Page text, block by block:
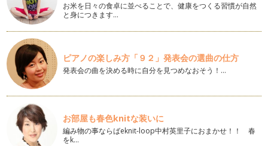
～混ぜると楽しい～スライムづくりと色水遊び
残暑お見舞い申し上げます。まだまだ暑い毎日、みなさんはい
かがお過ごしですか？ 今回は、…
あいさつは相手の名前も
暑中お見舞い申し上げます。私ごとですが、昨年12月から、
つくば市教育委員を務めることになり…
お手伝いは子どもの成長に「いいね！」
ご存じでしたか？ 文部科学省の調査によると、今、約80％
の子育てパパ・ママが「家庭の教育力…
お米を日々の食卓に並べることで、健康をつくる習慣が自然
と身につきます…
ピアノの楽しみ方「９２」発表会の選曲の仕方
発表会の曲を決める時に自分を見つめなおそう！…
お部屋も春色knitな装いに
編み物の事ならばeknit-loop中村英里子におまかせ！！ 春
をk…